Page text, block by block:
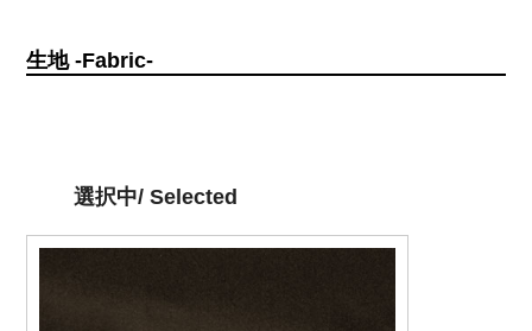
生地 -Fabric-
選択中/ Selected